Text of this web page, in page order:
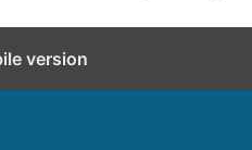
version